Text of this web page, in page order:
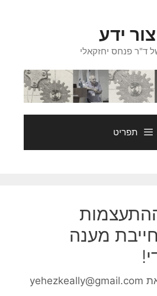
ידע
ד"ר פנחס יחזקאלי
תפריט
מענה
yehezkeally@gmail.com